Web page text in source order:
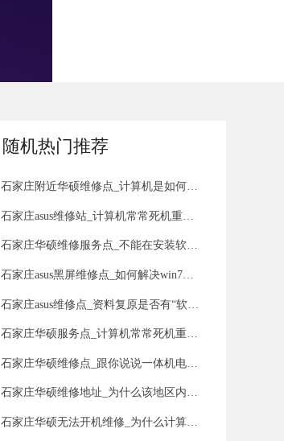
随机热门推荐
石家庄附近华硕维修点_计算机是如何将
石家庄asus维修站_计算机常常死机重新
石家庄华硕维修服务点_不能在安装软件
石家庄asus黑屏维修点_如何解决win7桌
石家庄asus维修点_资料复原是否有“软硬
石家庄华硕服务点_计算机常常死机重新
石家庄华硕维修点_跟你说说一体机电脑
石家庄华硕维修地址_为什么该地区内没
石家庄华硕无法开机维修_为什么计算机